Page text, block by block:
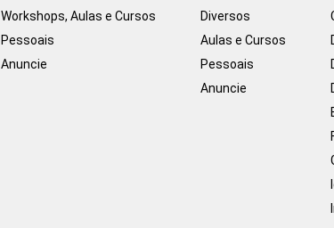
Workshops, Aulas e Cursos
Pessoais
Anuncie
Diversos
Aulas e Cursos
Pessoais
Anuncie